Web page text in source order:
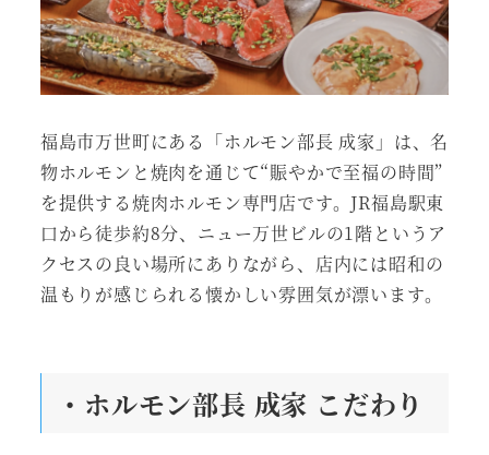
福島市万世町にある「ホルモン部長 成家」は、名
物ホルモンと焼肉を通じて“賑やかで至福の時間”
を提供する焼肉ホルモン専門店です。JR福島駅東
口から徒歩約8分、ニュー万世ビルの1階というア
クセスの良い場所にありながら、店内には昭和の
温もりが感じられる懐かしい雰囲気が漂います。
・ホルモン部長 成家 こだわり